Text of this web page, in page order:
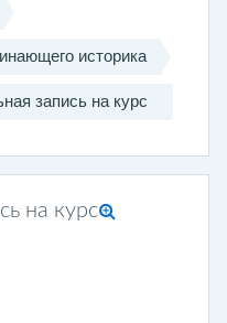
историка
запись на курс
на курс